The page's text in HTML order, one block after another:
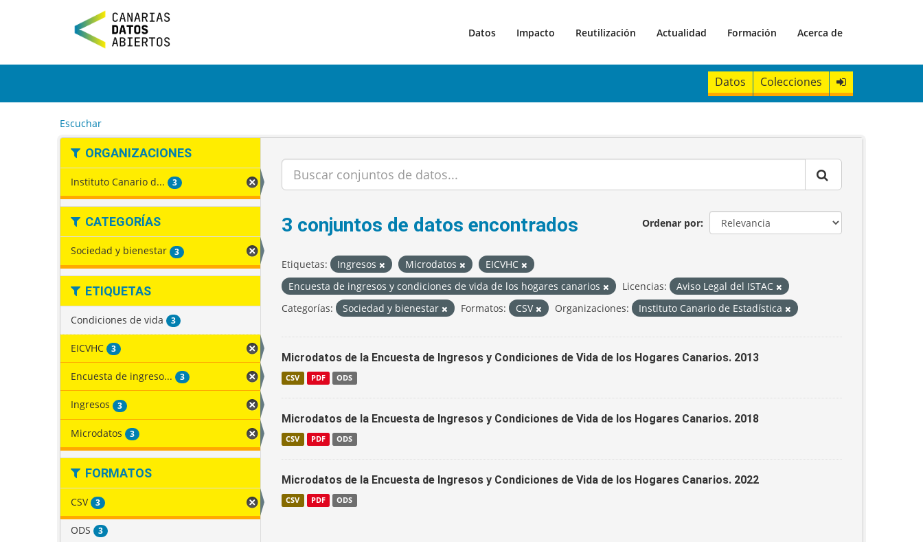
t
Datos Impacto Reutilización Actualidad Formación Acerca de
Datos Colecciones
Escuchar
ORGANIZACIONES
Instituto Canario d... 3
CATEGORÍAS
Sociedad y bienestar 3
ETIQUETAS
Condiciones de vida 3
EICVHC 3
Encuesta de ingreso... 3
Ingresos 3
Microdatos 3
FORMATOS
CSV 3
ODS 3
Ordenar por
3 conjuntos de datos encontrados
Etiquetas: Ingresos Microdatos
EICVHC
Encuesta de ingresos y condiciones de vida de los hogares canarios
Licencias:
Aviso Legal del ISTAC
Categorías:
Sociedad y bienestar Formatos: CSV Organizaciones: Instituto Canario de Estadística
Microdatos de la Encuesta de Ingresos y Condiciones de Vida de los Hogares Canarios. 2013
CSV PDF ODS
Microdatos de la Encuesta de Ingresos y Condiciones de Vida de los Hogares Canarios. 2018
CSV PDF ODS
Microdatos de la Encuesta de Ingresos y Condiciones de Vida de los Hogares Canarios. 2022
CSV PDF ODS